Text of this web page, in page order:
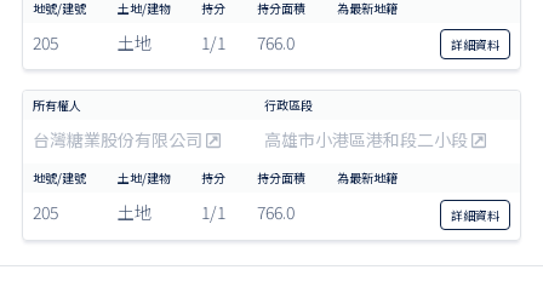
205 土地 1/1 766.0 詳細資料
台灣糖業股份有限公司 高雄市小港區港和段二小段
205 土地 1/1 766.0 詳細資料